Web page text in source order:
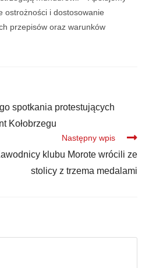
ostrożności i dostosowanie
przepisów oraz warunków
spotkania protestujących
Kołobrzegu
Następny wpis
klubu Morote wrócili ze
stolicy z trzema medalami